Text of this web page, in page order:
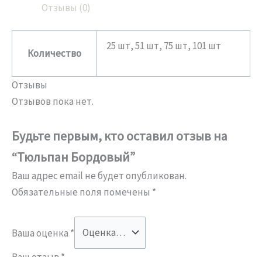
Отзывы (0)
Количество
25 шт, 51 шт, 75 шт, 101 шт
Отзывы
Отзывов пока нет.
Будьте первым, кто оставил отзыв на
“Тюльпан Бордовый”
Ваш адрес email не будет опубликован.
Обязательные поля помечены *
Ваша оценка *